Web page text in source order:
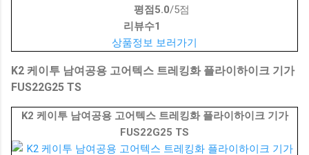
평점 5.0/5점
리뷰수1
상품정보 보러가기
K2 케이투 남여공용 고어텍스 트레킹화 플라이하이크 기가
FUS22G25 TS
K2 케이투 남여공용 고어텍스 트레킹화 플라이하이크 기가
FUS22G25 TS